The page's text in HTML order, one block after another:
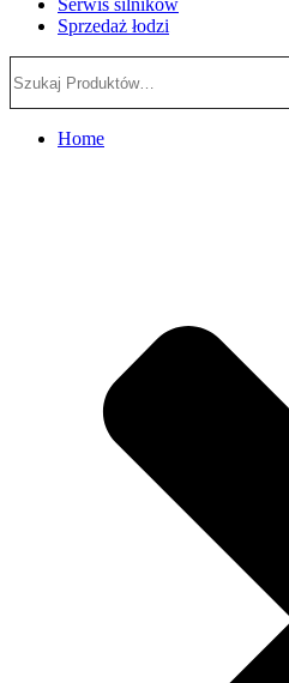
Serwis silników
Sprzedaż łodzi
Home